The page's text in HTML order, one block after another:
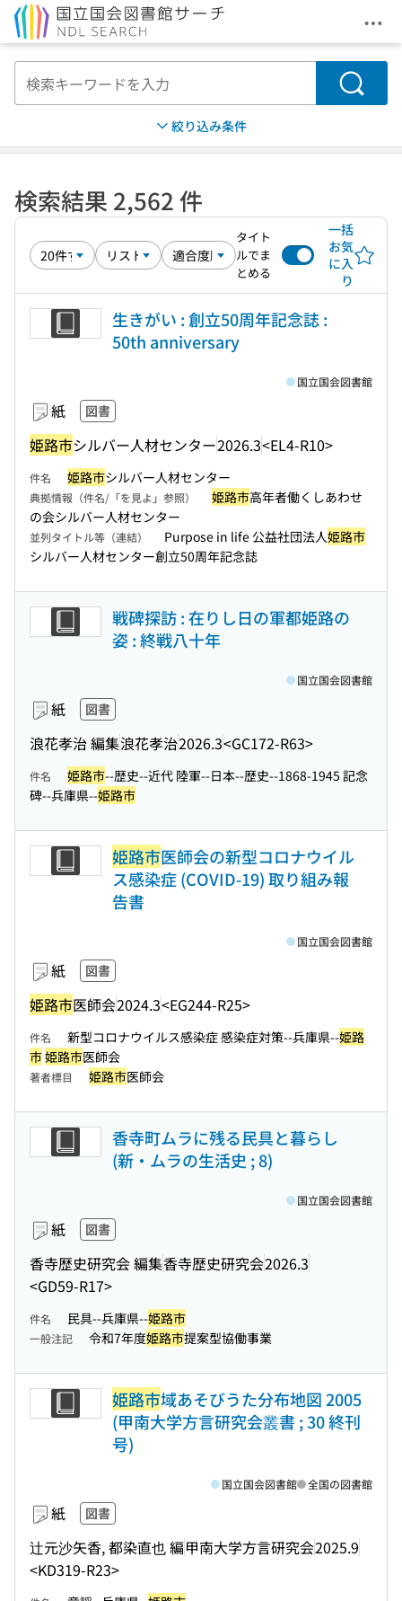
メ
検索
絞り込み条件
検索結果 2,562 件
タイト
ルでま
とめる
一括
お気
に入
り
生きがい : 創立50周年記念誌 :
50th anniversary
紙 図書
姫路市シルバー人材センター2026.3<EL4-R10>
国立国会図書館
件名 姫路市シルバー人材センター
典拠情報（件名/「を見よ」参照） 姫路市高年者働くしあわせ
の会シルバー人材センター
並列タイトル等（連結） Purpose in life 公益社団法人姫路市
シルバー人材センター創立50周年記念誌
戦碑探訪 : 在りし日の軍都姫路の
姿 : 終戦八十年
紙 図書
浪花孝治 編集浪花孝治2026.3<GC172-R63>
国立国会図書館
件名 姫路市--歴史--近代 陸軍--日本--歴史--1868-1945 記念
碑--兵庫県--姫路市
姫路市医師会の新型コロナウイル
ス感染症 (COVID-19) 取り組み報
告書
紙 図書
姫路市医師会2024.3<EG244-R25>
国立国会図書館
件名 新型コロナウイルス感染症 感染症対策--兵庫県--姫路
市姫路市医師会
著者標目 姫路市医師会
香寺町ムラに残る民具と暮らし
(新・ムラの生活史 ; 8)
紙 図書
香寺歴史研究会 編集香寺歴史研究会2026.3
<GD59-R17>
国立国会図書館
件名 民具--兵庫県--姫路市
一般注記 令和7年度姫路市提案型協働事業
姫路市域あそびうた分布地図 2005
(甲南大学方言研究会叢書 ; 30 終刊
号)
紙 図書
辻元沙矢香, 都染直也 編甲南大学方言研究会2025.9
<KD319-R23>
国立国会図書館 全国の図書館